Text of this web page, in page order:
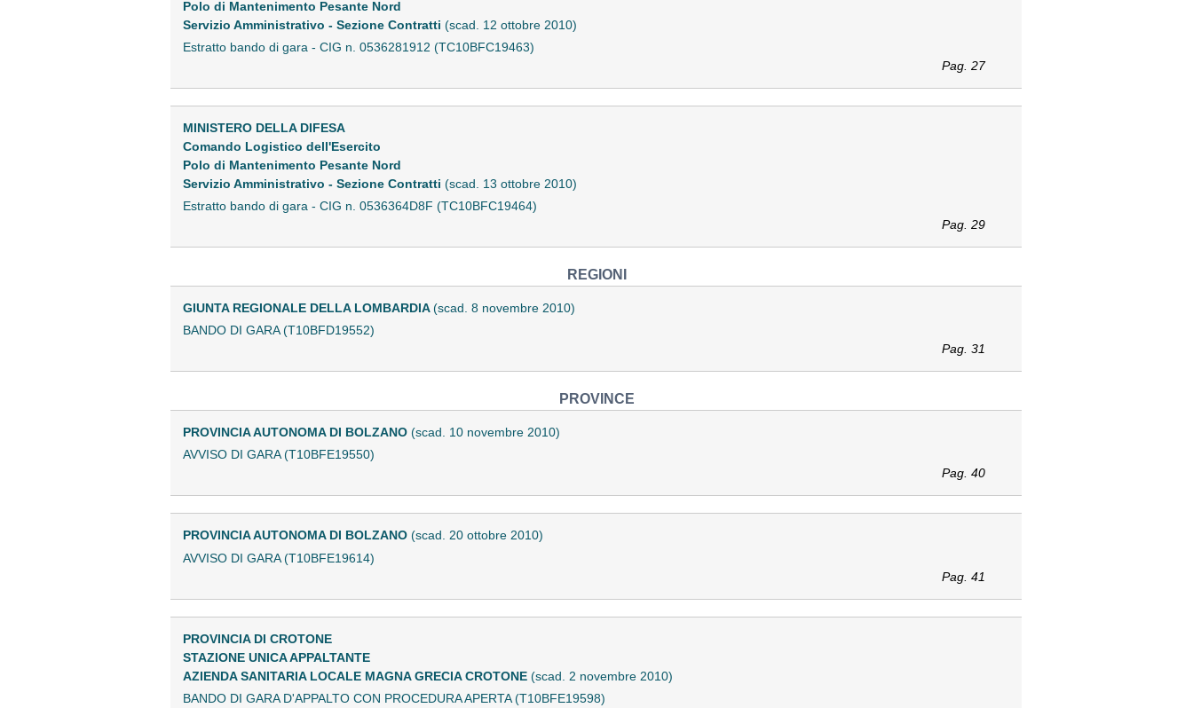
Polo di Mantenimento Pesante Nord
Servizio Amministrativo - Sezione Contratti (scad. 12 ottobre 2010)
Estratto bando di gara - CIG n. 0536281912 (TC10BFC19463)
Pag. 27
MINISTERO DELLA DIFESA
Comando Logistico dell'Esercito
Polo di Mantenimento Pesante Nord
Servizio Amministrativo - Sezione Contratti (scad. 13 ottobre 2010)
Estratto bando di gara - CIG n. 0536364D8F (TC10BFC19464)
Pag. 29
REGIONI
GIUNTA REGIONALE DELLA LOMBARDIA(scad. 8 novembre 2010)
BANDO DI GARA (T10BFD19552)
Pag. 31
PROVINCE
PROVINCIA AUTONOMA DI BOLZANO (scad. 10 novembre 2010)
AVVISO DI GARA (T10BFE19550)
Pag. 40
PROVINCIA AUTONOMA DI BOLZANO (scad. 20 ottobre 2010)
AVVISO DI GARA (T10BFE19614)
Pag. 41
PROVINCIA DI CROTONE
STAZIONE UNICA APPALTANTE
AZIENDA SANITARIA LOCALE MAGNA GRECIA CROTONE (scad. 2 novembre 2010)
BANDO DI GARA D'APPALTO CON PROCEDURA APERTA (T10BFE19598)